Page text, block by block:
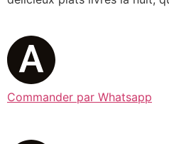
Commander par Whatsapp